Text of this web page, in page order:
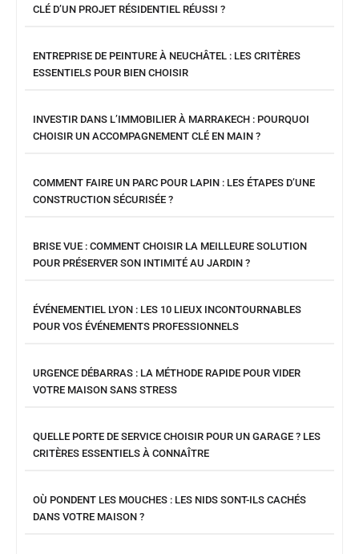
CLÉ D’UN PROJET RÉSIDENTIEL RÉUSSI ?
ENTREPRISE DE PEINTURE À NEUCHÂTEL : LES CRITÈRES
ESSENTIELS POUR BIEN CHOISIR
INVESTIR DANS L’IMMOBILIER À MARRAKECH : POURQUOI
CHOISIR UN ACCOMPAGNEMENT CLÉ EN MAIN ?
COMMENT FAIRE UN PARC POUR LAPIN : LES ÉTAPES D’UNE
CONSTRUCTION SÉCURISÉE ?
BRISE VUE : COMMENT CHOISIR LA MEILLEURE SOLUTION
POUR PRÉSERVER SON INTIMITÉ AU JARDIN ?
ÉVÉNEMENTIEL LYON : LES 10 LIEUX INCONTOURNABLES
POUR VOS ÉVÉNEMENTS PROFESSIONNELS
URGENCE DÉBARRAS : LA MÉTHODE RAPIDE POUR VIDER
VOTRE MAISON SANS STRESS
QUELLE PORTE DE SERVICE CHOISIR POUR UN GARAGE ? LES
CRITÈRES ESSENTIELS À CONNAÎTRE
OÙ PONDENT LES MOUCHES : LES NIDS SONT-ILS CACHÉS
DANS VOTRE MAISON ?